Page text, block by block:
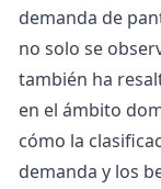
demanda de
no solo se
también ha
en el ámbito
cómo la
demanda y los